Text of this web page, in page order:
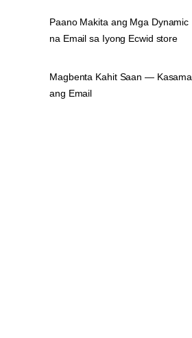
Paano Makita ang Mga Dynamic
na Email sa Iyong Ecwid store
Magbenta Kahit Saan — Kasama
ang Email